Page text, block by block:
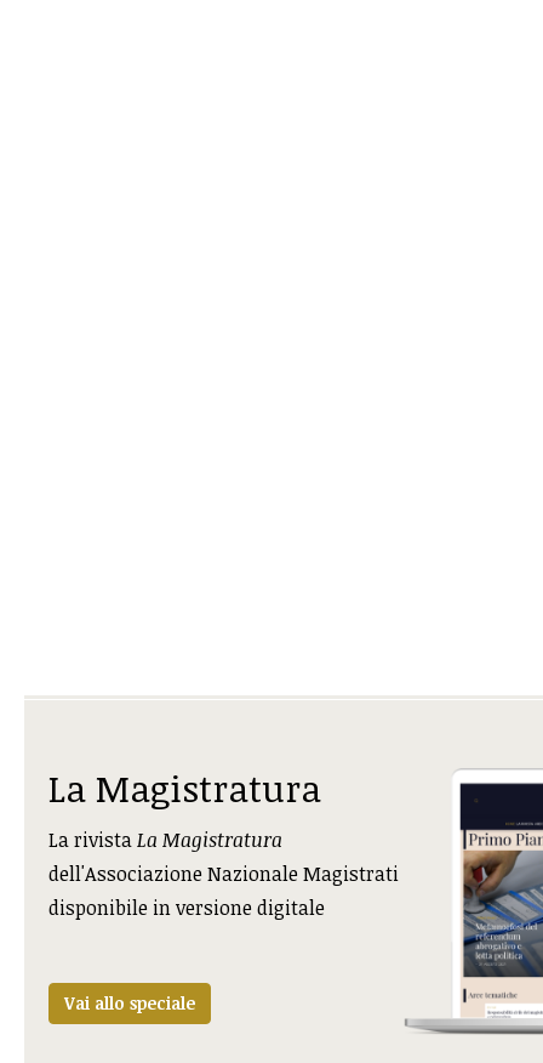
La Magistratura
La rivistaLa Magistratura
dell'Associazione Nazionale Magistrati
disponibile in versione digitale
Vai allo speciale